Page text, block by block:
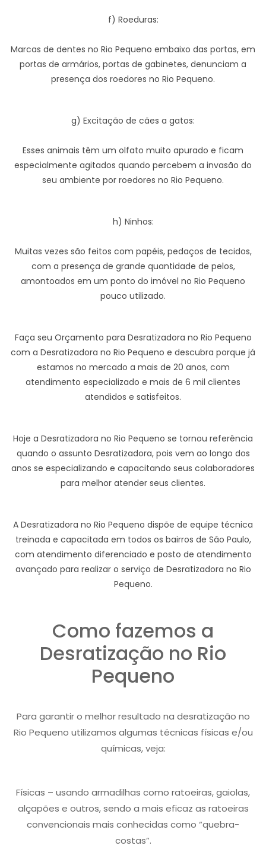
f) Roeduras:
Marcas de dentes no Rio Pequeno embaixo das portas, em
portas de armários, portas de gabinetes, denunciam a
presença dos roedores no Rio Pequeno.
g) Excitação de cães a gatos:
Esses animais têm um olfato muito apurado e ficam
especialmente agitados quando percebem a invasão do
seu ambiente por roedores no Rio Pequeno.
h) Ninhos:
Muitas vezes são feitos com papéis, pedaços de tecidos,
com a presença de grande quantidade de pelos,
amontoados em um ponto do imóvel no Rio Pequeno
pouco utilizado.
Faça seu Orçamento para Desratizadora no Rio Pequeno
com a Desratizadora no Rio Pequeno e descubra porque já
estamos no mercado a mais de 20 anos, com
atendimento especializado e mais de 6 mil clientes
atendidos e satisfeitos.
Hoje a Desratizadora no Rio Pequeno se tornou referência
quando o assunto Desratizadora, pois vem ao longo dos
anos se especializando e capacitando seus colaboradores
para melhor atender seus clientes.
A Desratizadora no Rio Pequeno dispõe de equipe técnica
treinada e capacitada em todos os bairros de São Paulo,
com atendimento diferenciado e posto de atendimento
avançado para realizar o serviço de Desratizadora no Rio
Pequeno.
Como fazemos a
Desratização no Rio
Pequeno
Para garantir o melhor resultado na desratização no
Rio Pequeno utilizamos algumas técnicas físicas e/ou
químicas, veja:
Físicas – usando armadilhas como ratoeiras, gaiolas,
alçapões e outros, sendo a mais eficaz as ratoeiras
convencionais mais conhecidas como “quebra-
costas”.